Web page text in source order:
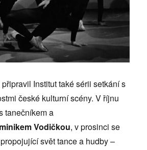
Institut také sérii setkání s
české kulturní scény. V říjnu
tanečníkem a
Vodičkou, v prosinci se
svět tance a hudby –